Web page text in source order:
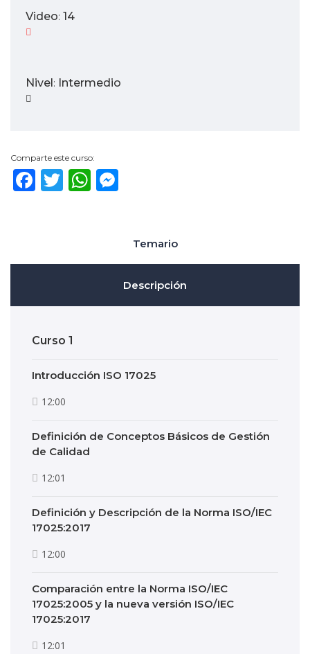
Video: 14
Nivel: Intermedio
Comparte este curso:
Facebook
TwitterWhatsApp
Temario
Descripción
Curso 1
Introducción ISO 17025
12:00
Definición de Conceptos Básicos de Gestión
de Calidad
12:01
Definición y Descripción de la Norma ISO/IEC
17025:2017
12:00
Comparación entre la Norma ISO/IEC
17025:2005 y la nueva versión ISO/IEC
17025:2017
12:01